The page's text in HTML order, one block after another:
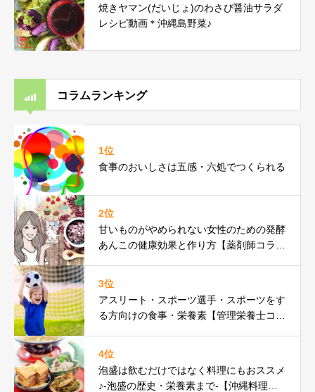
焼きヤマン(だいじょ)のわさび醤油サラダ
レシピ動画＊沖縄島野菜♪
コラムランキング
1位
食事のおいしさは五感・六処でつくられる
2位
甘いものがやめられない女性のための発酵
あんこの健康効果と作り方【薬剤師コラ
3位
アスリート・スポーツ選手・スポーツをす
る方向けの食事・栄養素【管理栄養士コラ
4位
泡盛は飲むだけではなく料理にもおススメ
♪-泡盛の歴史・栄養素まで-【沖縄料理研